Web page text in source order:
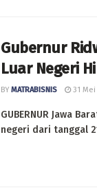
Gubernur
Luar Negeri
BY MATRABISNIS 31 Mei
GUBERNUR Jawa
negeri dari tanggal